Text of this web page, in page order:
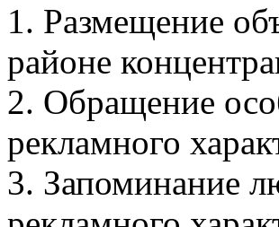
1. Размещение
районе
2. Обращение
рекламного
3. Запоминание